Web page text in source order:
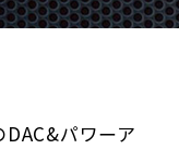
パワーア